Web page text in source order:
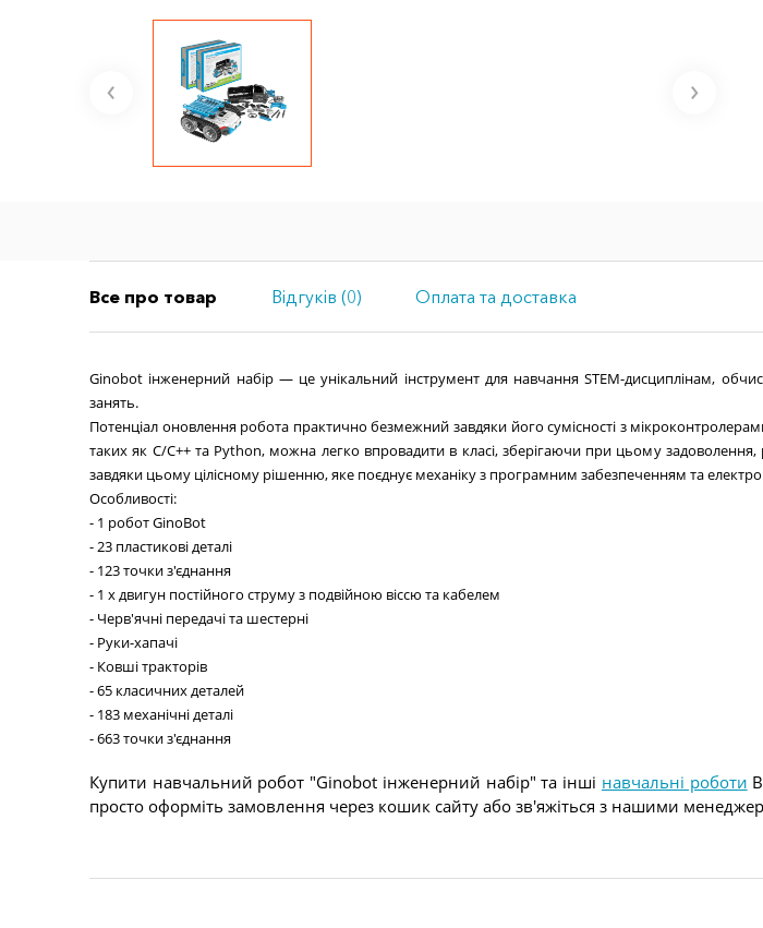
Все про товар Відгуків (0) Оплата та доставка
Ginobot інженерний набір — це унікальний інструмент для навчання STEM-дисциплінам,
занять.
Потенціал оновлення робота практично безмежний завдяки його сумісності з
таких як C/C++ та Python, можна легко впровадити в класі, зберігаючи при цьому задоволення,
завдяки цьому цілісному рішенню, яке поєднує механіку з програмним забезпеченням та
Особливості:
- 1 робот GinoBot
- 23 пластикові деталі
- 123 точки з'єднання
- 1 x двигун постійного струму з подвійною віссю та кабелем
- Черв'ячні передачі та шестерні
- Руки-хапачі
- Ковші тракторів
- 65 класичних деталей
- 183 механічні деталі
- 663 точки з'єднання
Купити навчальний робот "Ginobot інженерний набір" та інші навчальні роботи
просто оформіть замовлення через кошик сайту або зв'яжіться з нашими